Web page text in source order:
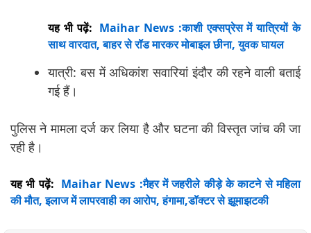
यह भी पढ़ें: Maihar News :काशी एक्सप्रेस में यात्रियों के
साथ वारदात, बाहर से रॉड मारकर मोबाइल छीना, युवक घायल
यात्री: बस में अधिकांश सवारियां इंदौर की रहने वाली बताई
गई हैं।
पुलिस ने मामला दर्ज कर लिया है और घटना की विस्तृत जांच की जा
रही है।
यह भी पढ़ें: Maihar News :मैहर में जहरीले कीड़े के काटने से महिला
की मौत, इलाज में लापरवाही का आरोप, हंगामा,डॉक्टर से झूमाझटकी